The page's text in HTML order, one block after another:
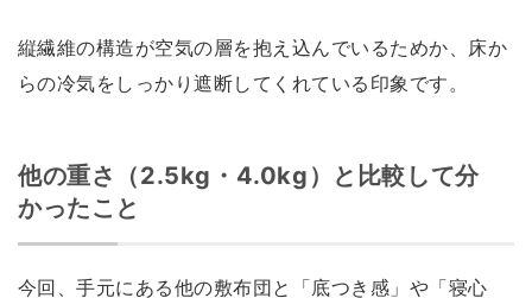
縦繊維の構造が空気の層を抱え込んでいるためか、床か
らの冷気をしっかり遮断してくれている印象です。
他の重さ（2.5kg・4.0kg）と比較して分
かったこと
今回、手元にある他の敷布団と「底つき感」や「寝心